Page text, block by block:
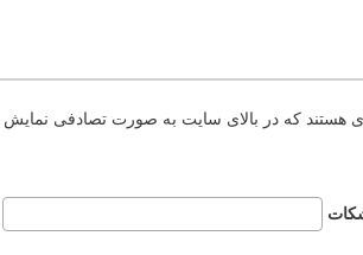
که در بالای سایت به صورت تصادفی